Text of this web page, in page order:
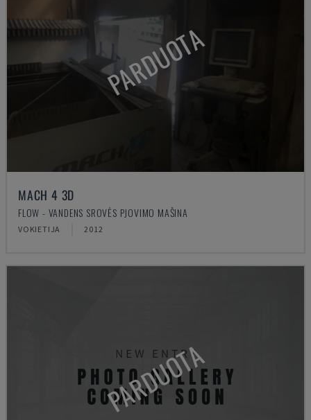
PARDUOTA
MACH 4 3D
FLOW - VANDENS SROVĖS PJOVIMO MAŠINA
VOKIETIJA 2012
PARDUOTA